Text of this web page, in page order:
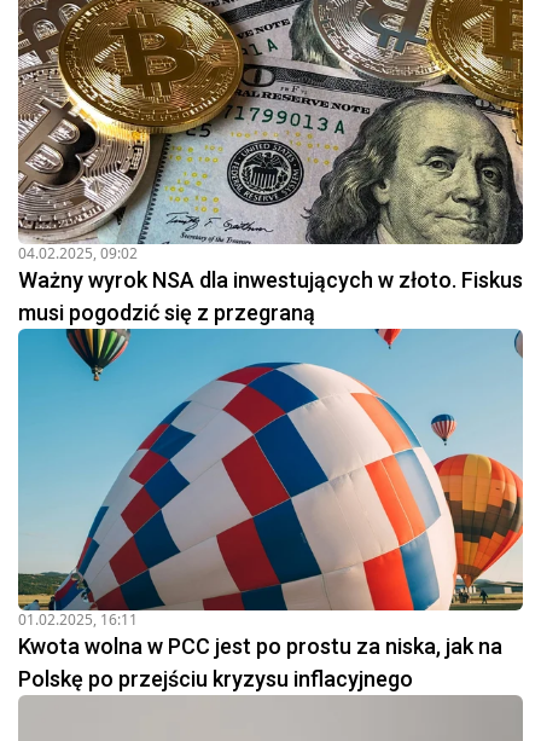
04.02.2025, 09:02
Ważny wyrok NSA dla inwestujących w złoto. Fiskus
musi pogodzić się z przegraną
01.02.2025, 16:11
Kwota wolna w PCC jest po prostu za niska, jak na
Polskę po przejściu kryzysu inflacyjnego